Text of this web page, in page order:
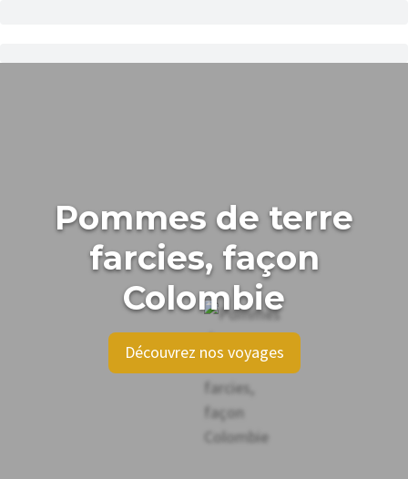
Pommes de terre
farcies, façon
Colombie
Découvrez nos voyages